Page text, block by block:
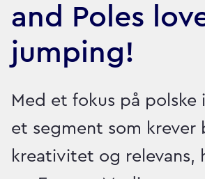
and Poles
jumping!
Med et fokus på polske
et segment som krever
kreativitet og relevans,